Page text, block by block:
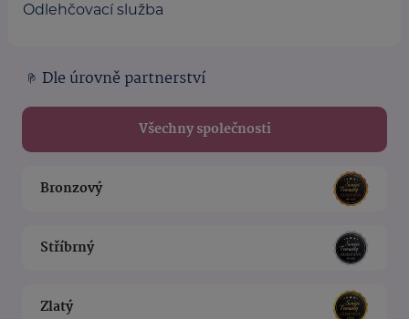
Odlehčovací služba
Dle úrovně partnerství
Všechny společnosti
Bronzový
Stříbrný
Zlatý